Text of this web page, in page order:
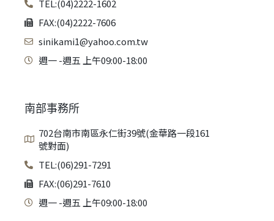
TEL:(04)2222-1602
FAX:(04)2222-7606
sinikami1@yahoo.com.tw
週一 -週五 上午09:00-18:00
南部事務所
702台南市南區永仁街39號(金華路一段161
號對面)
TEL:(06)291-7291
FAX:(06)291-7610
週一 -週五 上午09:00-18:00